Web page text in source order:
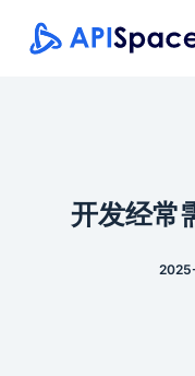
跳
过
开发经常